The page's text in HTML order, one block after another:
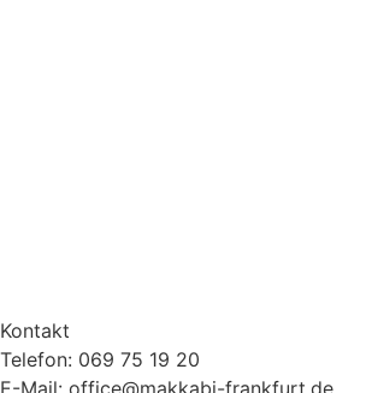
Kontakt
Telefon: 069 75 19 20